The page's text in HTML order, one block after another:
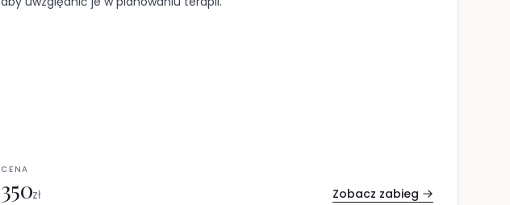
CENA
350zł Zobacz zabieg